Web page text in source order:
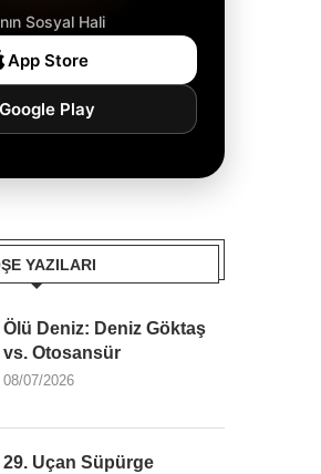
Sosyal Hali
App Store
Play
YAZILARI
Ölü Deniz: Deniz Göktaş
vs. Otosansür
08/07/2026
29. Uçan Süpürge